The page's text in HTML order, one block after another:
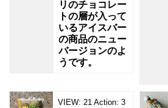
リのチョコレー
トの層が入って
いるアイスバー
の商品のニュー
バージョンのよ
うです。
VIEW: 21 Action: 3